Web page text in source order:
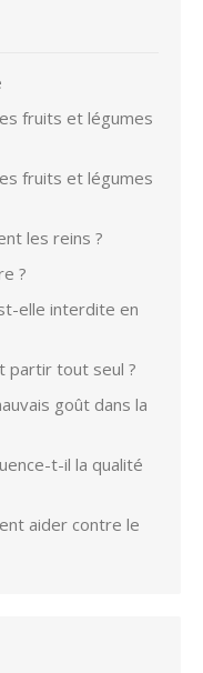
fruits et légumes
fruits et légumes
les reins ?
?
elle interdite en
partir tout seul ?
goût dans la
t-il la qualité
aider contre le